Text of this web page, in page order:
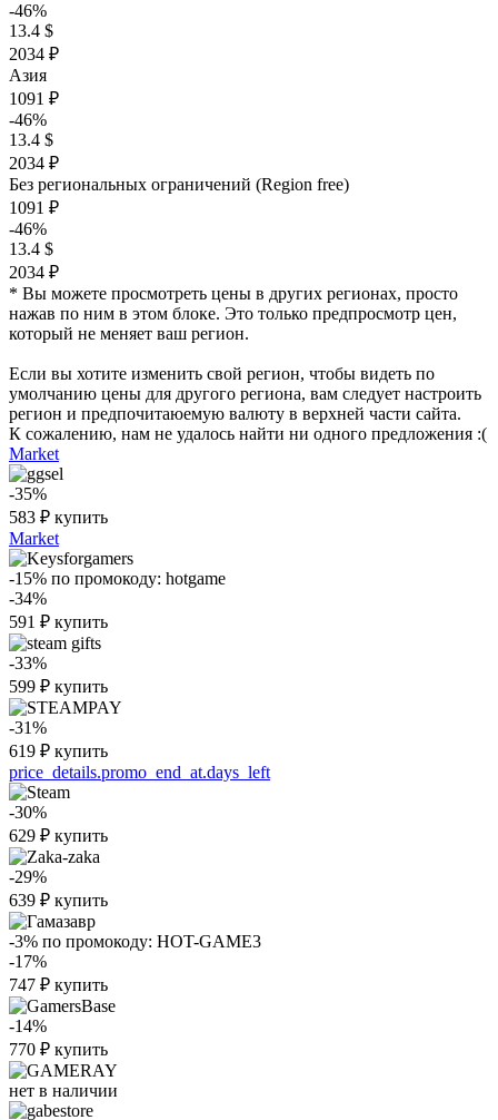
-46%
13.4 $
2034 ₽
Азия
1091 ₽
-46%
13.4 $
2034 ₽
Без региональных ограничений (Region free)
1091 ₽
-46%
13.4 $
2034 ₽
* Вы можете просмотреть цены в других регионах, просто
нажав по ним в этом блоке. Это только предпросмотр цен,
который не меняет ваш регион.
Если вы хотите изменить свой регион, чтобы видеть по
умолчанию цены для другого региона, вам следует настроить
регион и предпочитаюемую валюту в верхней части сайта.
К сожалению, нам не удалось найти ни одного предложения :(
Market
-35%
583 ₽ купить
Market
-15% по промокоду: hotgame
-34%
591 ₽ купить
-33%
599 ₽ купить
-31%
619 ₽ купить
price_details.promo_end_at.days_left
-30%
629 ₽ купить
-29%
639 ₽ купить
-3% по промокоду: HOT-GAME3
-17%
747 ₽ купить
-14%
770 ₽ купить
нет в наличии